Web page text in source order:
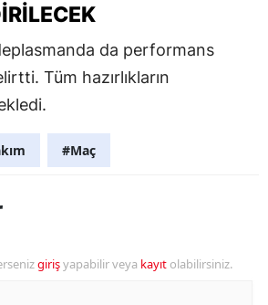
da performans
Tüm hazırlıkların
#Maç
girişyapabilir veya kayıt olabilirsiniz.